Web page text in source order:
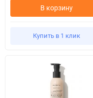
В корзину
Купить в 1 клик